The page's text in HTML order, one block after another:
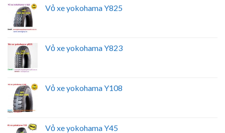
Vỏ xe yokohama Y825
Vỏ xe yokohama Y823
Vỏ xe yokohama Y108
Vỏ xe yokohama Y45